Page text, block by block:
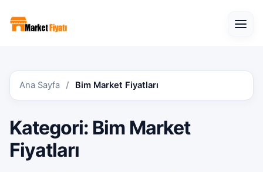
Ana Sayfa Bim Market Fiyatları
Kategori: Bim Market
Fiyatları